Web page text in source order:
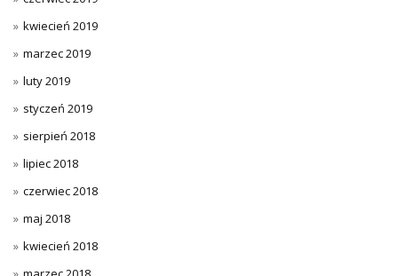
kwiecień 2019
marzec 2019
luty 2019
styczeń 2019
sierpień 2018
lipiec 2018
czerwiec 2018
maj 2018
kwiecień 2018